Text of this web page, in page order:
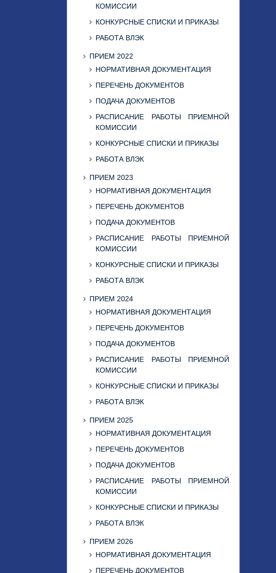
КОМИССИИ
КОНКУРСНЫЕ СПИСКИ И ПРИКАЗЫ
РАБОТА ВЛЭК
ПРИЕМ 2022
НОРМАТИВНАЯ ДОКУМЕНТАЦИЯ
ПЕРЕЧЕНЬ ДОКУМЕНТОВ
ПОДАЧА ДОКУМЕНТОВ
РАСПИСАНИЕ РАБОТЫ ПРИЕМНОЙ
КОМИССИИ
КОНКУРСНЫЕ СПИСКИ И ПРИКАЗЫ
РАБОТА ВЛЭК
ПРИЕМ 2023
НОРМАТИВНАЯ ДОКУМЕНТАЦИЯ
ПЕРЕЧЕНЬ ДОКУМЕНТОВ
ПОДАЧА ДОКУМЕНТОВ
РАСПИСАНИЕ РАБОТЫ ПРИЕМНОЙ
КОМИССИИ
КОНКУРСНЫЕ СПИСКИ И ПРИКАЗЫ
РАБОТА ВЛЭК
ПРИЕМ 2024
НОРМАТИВНАЯ ДОКУМЕНТАЦИЯ
ПЕРЕЧЕНЬ ДОКУМЕНТОВ
ПОДАЧА ДОКУМЕНТОВ
РАСПИСАНИЕ РАБОТЫ ПРИЕМНОЙ
КОМИССИИ
КОНКУРСНЫЕ СПИСКИ И ПРИКАЗЫ
РАБОТА ВЛЭК
ПРИЕМ 2025
НОРМАТИВНАЯ ДОКУМЕНТАЦИЯ
ПЕРЕЧЕНЬ ДОКУМЕНТОВ
ПОДАЧА ДОКУМЕНТОВ
РАСПИСАНИЕ РАБОТЫ ПРИЕМНОЙ
КОМИССИИ
КОНКУРСНЫЕ СПИСКИ И ПРИКАЗЫ
РАБОТА ВЛЭК
ПРИЕМ 2026
НОРМАТИВНАЯ ДОКУМЕНТАЦИЯ
ПЕРЕЧЕНЬ ДОКУМЕНТОВ